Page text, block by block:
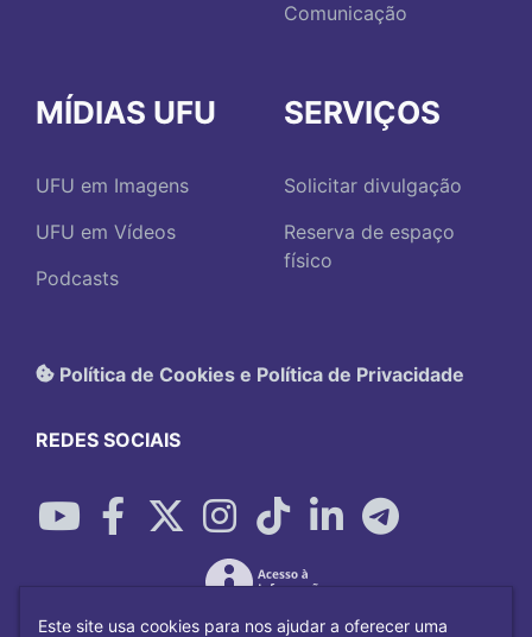
Comunicação
MÍDIAS UFU
UFU em Imagens
UFU em Vídeos
Podcasts
SERVIÇOS
Solicitar divulgação
Reserva de espaço
físico
Política de Cookies e Política de Privacidade
REDES SOCIAIS
Este site usa cookies para nos ajudar a oferecer uma